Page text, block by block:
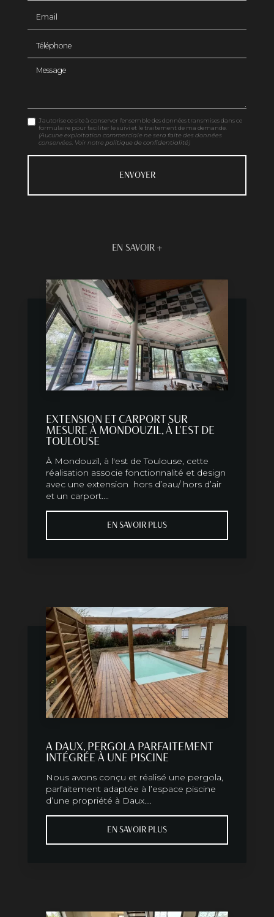
Message
J'autorise ce site à conserver l'ensemble des données transmises dans ce
formulaire pour faciliter le suivi et le traitement de ma demande.
(Aucune exploitation commerciale ne sera faite des données
conservées. Voir notre politique de confidentialité)
EN SAVOIR +
EXTENSION ET CARPORT SUR
MESURE À MONDOUZIL, À L'EST DE
TOULOUSE
À Mondouzil, à l'est de Toulouse, cette
réalisation associe fonctionnalité et design
avec une extension hors d’eau/ hors d’air
et un carport....
EN SAVOIR PLUS
A DAUX, PERGOLA PARFAITEMENT
INTÉGRÉE À UNE PISCINE
Nous avons conçu et réalisé une pergola,
parfaitement adaptée à l’espace piscine
d’une propriété à Daux....
EN SAVOIR PLUS